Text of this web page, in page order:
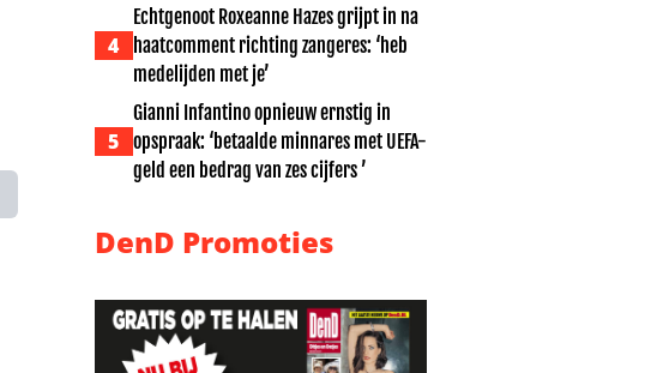
4
Echtgenoot Roxeanne Hazes grijpt in na
haatcomment richting zangeres: ‘heb
medelijden met je’
5
Gianni Infantino opnieuw ernstig in
opspraak: ‘betaalde minnares met UEFA-
geld een bedrag van zes cijfers ’
DenD Promoties